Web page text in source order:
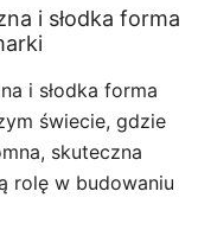
i słodka forma
i słodka forma
świecie, gdzie
skuteczna
rolę w budowaniu